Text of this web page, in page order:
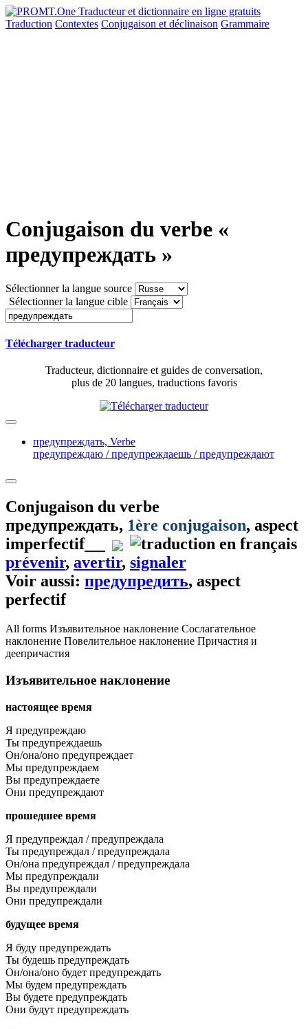
Traduction Contextes Conjugaison et déclinaison Grammaire
Conjugaison du verbe «
предупреждать »
Sélectionner la langue source
Sélectionner la langue cible
Télécharger traducteur
Traducteur, dictionnaire et guides de conversation,
plus de 20 langues, traductions favoris
предупреждать, Verbe
предупреждаю / предупреждаешь / предупреждают
Conjugaison du verbe
предупреждать, 1ère conjugaison, aspect
imperfectif
prévenir, avertir, signaler
Voir aussi: предупредить, aspect
perfectif
All forms Изъявительное наклонение Сослагательное
наклонение Повелительное наклонение Причастия и
деепричастия
Изъявительное наклонение
настоящее время
Я предупреждаю
Ты предупреждаешь
Он/она/оно предупреждает
Мы предупреждаем
Вы предупреждаете
Они предупреждают
прошедшее время
Я предупреждал / предупреждала
Ты предупреждал / предупреждала
Он/она предупреждал / предупреждала
Мы предупреждали
Вы предупреждали
Они предупреждали
будущее время
Я буду предупреждать
Ты будешь предупреждать
Он/она/оно будет предупреждать
Мы будем предупреждать
Вы будете предупреждать
Они будут предупреждать